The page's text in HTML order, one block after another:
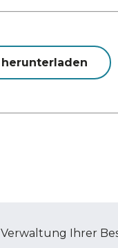
Verwaltung Ihrer